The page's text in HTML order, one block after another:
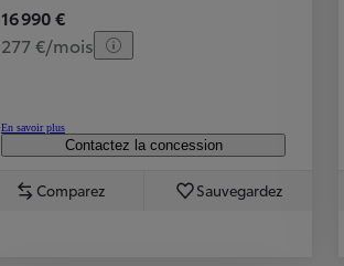
16 990 €
277 €/mois
En savoir plus
Contactez la concession
Comparez Sauvegardez